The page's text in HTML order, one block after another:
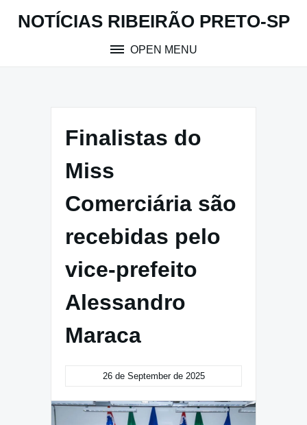
NOTÍCIAS RIBEIRÃO PRETO-SP
OPEN MENU
Finalistas do
Miss
Comerciária são
recebidas pelo
vice-prefeito
Alessandro
Maraca
26 de September de 2025